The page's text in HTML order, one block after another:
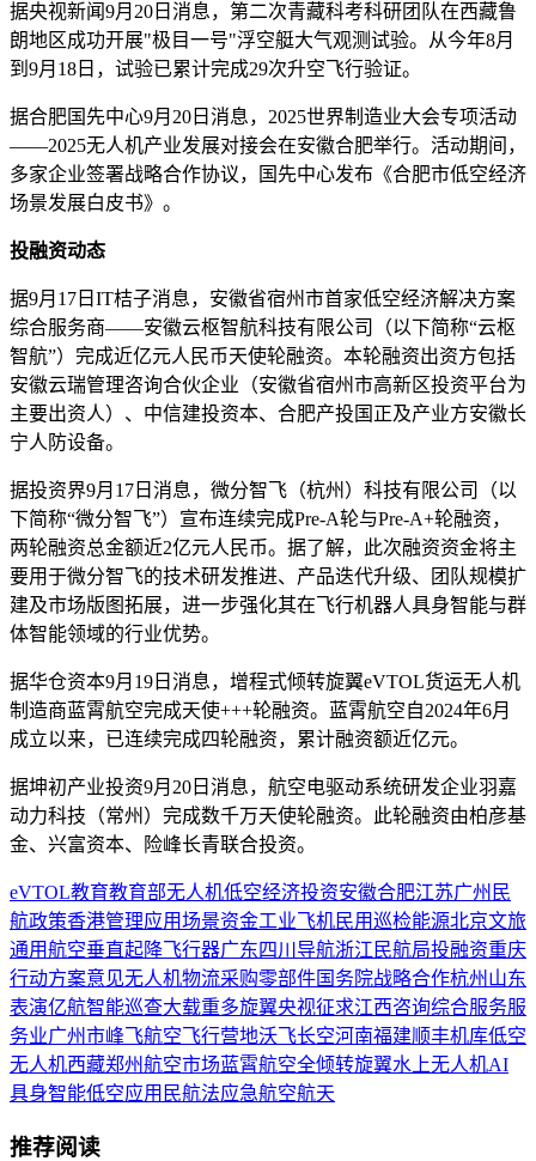
据央视新闻9月20日消息，第二次青藏科考科研团队在西藏鲁
朗地区成功开展"极目一号"浮空艇大气观测试验。从今年8月
到9月18日，试验已累计完成29次升空飞行验证。
据合肥国先中心9月20日消息，2025世界制造业大会专项活动
——2025无人机产业发展对接会在安徽合肥举行。活动期间，
多家企业签署战略合作协议，国先中心发布《合肥市低空经济
场景发展白皮书》。
投融资动态
据9月17日IT桔子消息，安徽省宿州市首家低空经济解决方案
综合服务商——安徽云枢智航科技有限公司（以下简称“云枢
智航”）完成近亿元人民币天使轮融资。本轮融资出资方包括
安徽云瑞管理咨询合伙企业（安徽省宿州市高新区投资平台为
主要出资人）、中信建投资本、合肥产投国正及产业方安徽长
宁人防设备。
据投资界9月17日消息，微分智飞（杭州）科技有限公司（以
下简称“微分智飞”）宣布连续完成Pre-A轮与Pre-A+轮融资，
两轮融资总金额近2亿元人民币。据了解，此次融资资金将主
要用于微分智飞的技术研发推进、产品迭代升级、团队规模扩
建及市场版图拓展，进一步强化其在飞行机器人具身智能与群
体智能领域的行业优势。
据华仓资本9月19日消息，增程式倾转旋翼eVTOL货运无人机
制造商蓝霄航空完成天使+++轮融资。蓝霄航空自2024年6月
成立以来，已连续完成四轮融资，累计融资额近亿元。
据坤初产业投资9月20日消息，航空电驱动系统研发企业羽嘉
动力科技（常州）完成数千万天使轮融资。此轮融资由柏彦基
金、兴富资本、险峰长青联合投资。
eVTOL教育教育部无人机低空经济投资安徽合肥江苏广州 民
航政策香港管理应用场景资金工业飞机民用巡检能源北京文旅
通用航空垂直起降飞行器广东四川 导航浙江 民航局投融资重庆
行动方案意见无人机物流采购零部件国务院战略合作杭州 山东
表演亿航智能巡查大载重多旋翼央视征求江西咨询综合服务服
务业广州市峰飞航空飞行营地沃飞长空河南福建顺丰机库低空
无人机西藏郑州航空市场蓝霄航空全倾转旋翼水上无人机AI
具身智能低空应用 民航法应急航空航天
推荐阅读